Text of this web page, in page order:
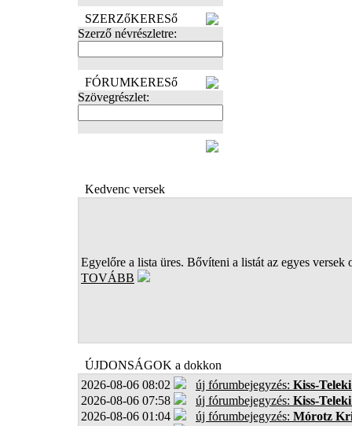
SZERZőKERESő
Szerző névrészletre:
FÓRUMKERESő
Szövegrészlet:
Kedvenc versek
Egyelőre a lista üres. Bővíteni a listát az egyes versek
TOVÁBB
ÚJDONSÁGOK a dokkon
2026-08-06 08:02
új fórumbejegyzés: Kiss-
2026-08-06 07:58
új fórumbejegyzés: Kiss-
2026-08-06 01:04
új fórumbejegyzés: Mórotz